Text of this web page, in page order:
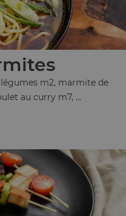
m2, marmite de
au curry m7, ...